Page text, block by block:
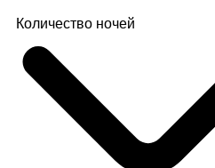
Количество ночей